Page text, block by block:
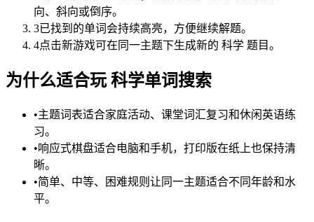
向、斜向或倒序。
3已找到的单词会持续高亮，方便继续解题。
4点击新游戏可在同一主题下生成新的 科学 题目。
为什么适合玩 科学单词搜索
•主题词表适合家庭活动、课堂词汇复习和休闲英语练
习。
•响应式棋盘适合电脑和手机，打印版在纸上也保持清
晰。
•简单、中等、困难规则让同一主题适合不同年龄和水
平。